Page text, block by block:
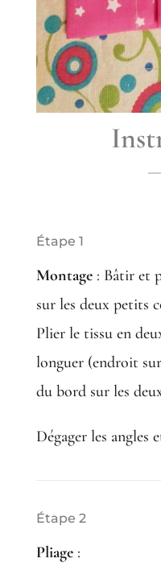
Étape 1
Montage: Bâtir et
sur les deux petits
Plier le tissu en
longuer (endroit
du bord sur les
Dégager les angles
Étape 2
Pliage: